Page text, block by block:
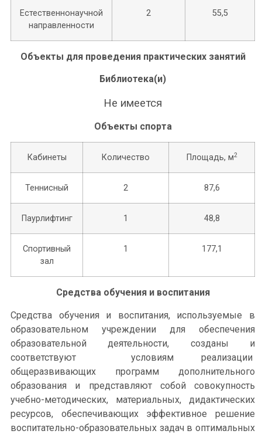
Естественнонаучной
направленности
2 55,5
Объекты для проведения практических занятий
Библиотека(и)
Не имеется
Объекты спорта
Кабинеты Количество Площадь, м2
Теннисный 2 87,6
Паурлифтинг 1 48,8
Спортивный
зал
1 177,1
Средства обучения и воспитания
Средства обучения и воспитания, используемые в
образовательном учреждении для обеспечения
образовательной деятельности, созданы и
соответствуют условиям реализации
общеразвивающих программ дополнительного
образования и представляют собой совокупность
учебно-методических, материальных, дидактических
ресурсов, обеспечивающих эффективное решение
воспитательно-образовательных задач в оптимальных